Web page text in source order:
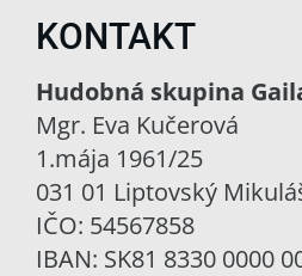
KONTAKT
Hudobná skupina
Mgr. Eva Kučerová
1.mája 1961/25
031 01 Liptovský
IČO: 54567858
IBAN: SK81 8330 0000